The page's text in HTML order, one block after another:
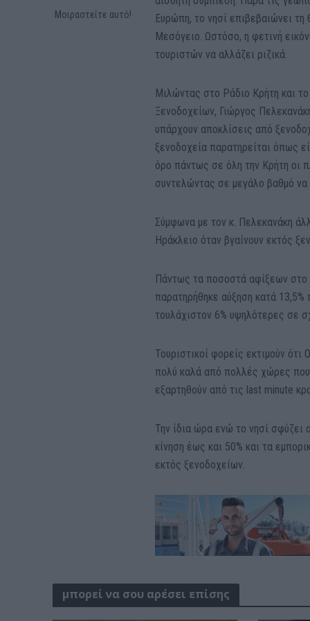
Μοιραστείτε αυτό!
Ευρώπη, το νησί επιβεβαιώνει
Μεσόγειο. Ωστόσο, η φετινή
τουριστών να αλλάζει ριζικά.
Μιλώντας στο Ράδιο Κρήτη και
Ξενοδοχείων, Γιώργος
υπάρχουν αποκλίσεις από
ξενοδοχεία παρατηρείται όπως
όρο πάντως σε όλη την Κρήτη οι
συντελώντας σε μεγάλο βαθμό να
Σύμφωνα με τον κ. Πελεκανάκη
Ηράκλειο όταν βγαίνουν εκτός
Πάντως τα ποσοστά αφίξεων στο
παρατηρήθηκε αύξηση κατά
τουλάχιστον 6% υψηλότερες σε
Τουριστικοί φορείς εκτιμούν
πολύ καλά από πολλές χώρες
εξαρτηθούν από τις last minute
Την ίδια ώρα ενώ το νησί σφύζει
κίνηση έως και 50% και τα
εκτός ξενοδοχείων.
μπορεί να σου αρέσει επίσης